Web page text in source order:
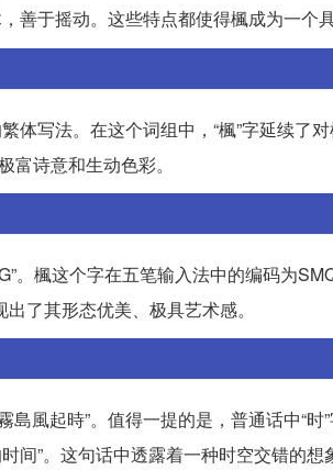
善于摇动。这些特点都使得楓成为一个
体写法。在这个词组中，“楓”字延续了
诗意和生动色彩。
。楓这个字在五笔输入法中的编码为
了其形态优美、极具艺术感。
風起時”。值得一提的是，普通话中“
间”。这句话中透露着一种时空交错的想